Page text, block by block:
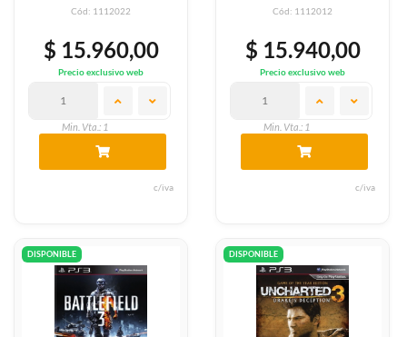
Cód: 1112022
$ 15.960,00
Precio exclusivo web
Min. Vta.: 1
c/iva
Cód: 1112012
$ 15.940,00
Precio exclusivo web
Min. Vta.: 1
c/iva
DISPONIBLE DISPONIBLE